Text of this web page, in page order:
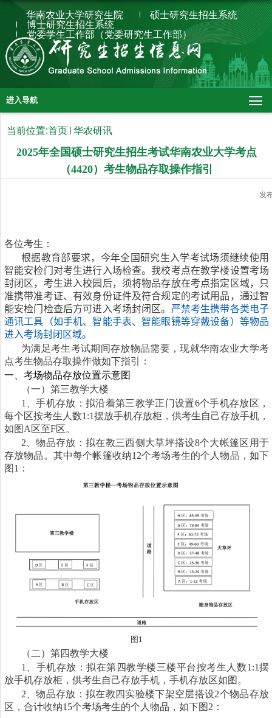
华南农业大学研究生院
硕士研究生招生系统
博士研究生招生系统
党委学生工作部（党委研究生工作部）
进入导航
当前位置:首页 华农研讯
2025年全国硕士研究生招生考试华南农业大学考点
（4420）考生物品存取操作指引
发
各位考生：
根据教育部要求，今年全国研究生入学考试场须继续使用
智能安检门对考生进行入场检查。我校考点在教学楼设置考场
封闭区，考生进入校园后，须将物品存放在考点指定区域，只
准携带准考证、有效身份证件及符合规定的考试用品，通过智
能安检门检查后方可进入考场封闭区。 严禁考生携带各类电子
通讯工具（如手机、智能手表、智能眼镜等穿戴设备）等物品
进入考场封闭区域。
为满足考生考试期间存放物品需要，现就华南农业大学考
点考生物品存取操作做如下指引：
一、考场物品存放位置示意图
（一）第三教学大楼
1
、手机存放：拟沿着第三教学正门设置6个手机存放区，
每个区按考生人数1:1摆放手机存放柜，供考生自己存放手机，
如图 A 区至F区。
2 、物品存放：拟在教三西侧大草坪搭设8个大帐篷区用于
存放物品。其中每个帐篷收纳12个考场考生的个人物品，如下
图 1 ：
图 1
（二）第四教学大楼
1
、手机存放：拟在第四教学楼三楼平台按考生人数1:1摆
放手机存放柜，供考生自己存放手机，手机存放区如图。
2 、物品存放：拟在教四实验楼下架空层搭设2个物品存放
区，合计收纳15个考场考生的个人物品，如下图 2 ：